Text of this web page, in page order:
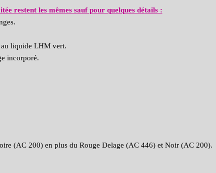
restent les mêmes sauf pour quelques détails :
au liquide LHM vert.
incorporé.
(AC 200) en plus du Rouge Delage (AC 446) et Noir (AC 200).